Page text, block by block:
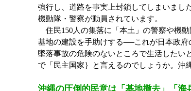
強行し、道路を事実上封鎖してしまいまし
機動隊・警察が動員されています。
住民150人の集落に「本土」の警察や機
基地の建設を手助けする──これが日本政
墜落事故の危険のないところで生活したい
で「民主国家｝と言えるのでしょうか。沖
沖縄の圧倒的民意は「基地撤去」「海